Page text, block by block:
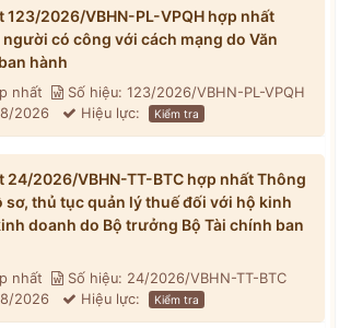
123/2026/VBHN-PL-VPQH hợp nhất
người có công với cách mạng do Văn
hành
nhất
Số hiệu: 123/2026/VBHN-PL-VPQH
2026
Hiệu lực: Kiểm tra
24/2026/VBHN-TT-BTC hợp nhất Thông
sơ, thủ tục quản lý thuế đối với hộ kinh
doanh do Bộ trưởng Bộ Tài chính ban
nhất
Số hiệu: 24/2026/VBHN-TT-BTC
2026
Hiệu lực: Kiểm tra